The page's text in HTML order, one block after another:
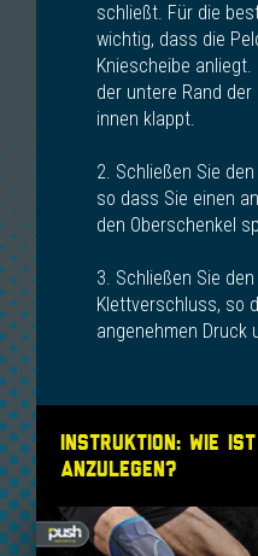
schließt. Für die
wichtig, dass die
Kniescheibe
der untere Rand
innen klappt.
2. Schließen Sie
so dass Sie einen
den Oberschenkel
3. Schließen Sie
Klettverschluss, so
angenehmen Druck
Instruktion: Wie ist
anzulegen?